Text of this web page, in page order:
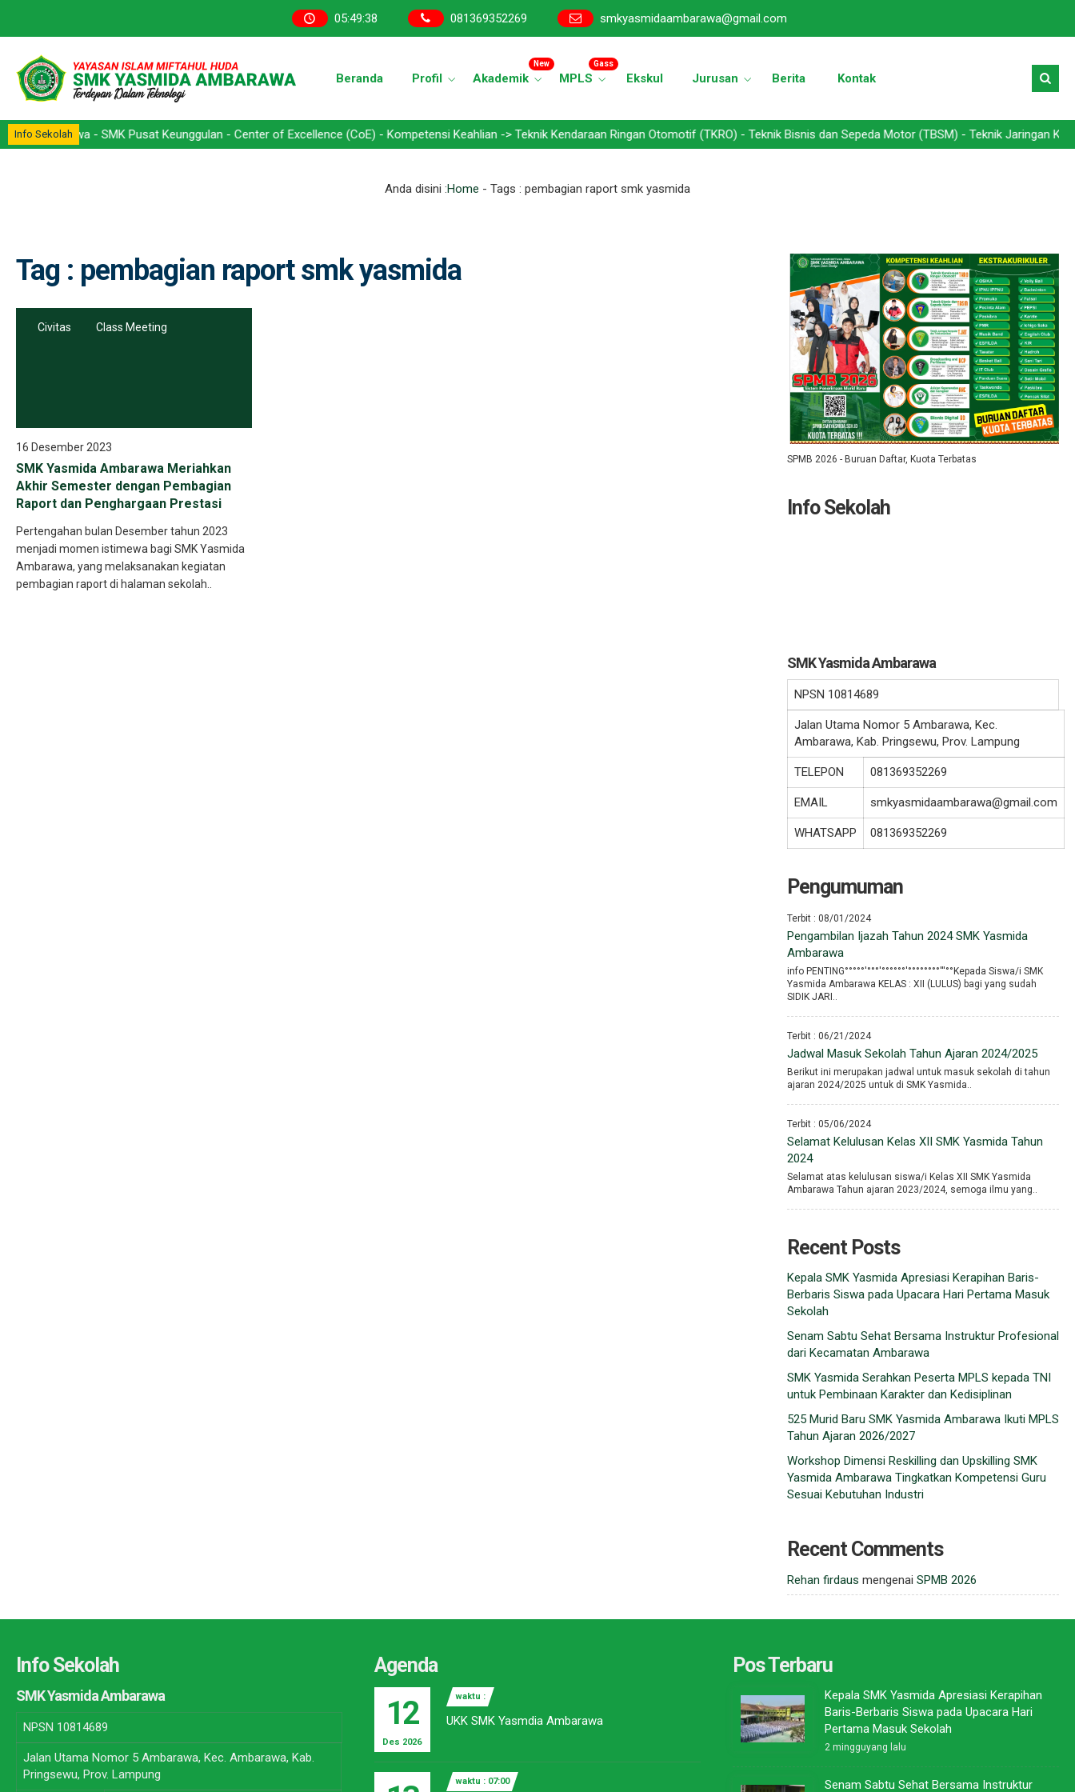
05:49:39 081369352269 smkyasmidaambarawa@gmail.com
Beranda Profil Akademik
New
MPLS
Gass
Ekskul Jurusan Berita Kontak
Info Sekolah- SMK Pusat Keunggulan - Center of Excellence (CoE) - Kompetensi Keahlian -> Teknik Kendaraan Ringan Otomotif (TKRO) - Teknik Bisnis dan Sepeda Motor (TBSM) - Teknik Jaringan
Anda disini :Home - Tags : pembagian raport smk yasmida
Tag : pembagian raport smk yasmida
Civitas Class Meeting
16 Desember 2023
SMK Yasmida Ambarawa Meriahkan
Akhir Semester dengan Pembagian
Raport dan Penghargaan Prestasi
Pertengahan bulan Desember tahun 2023
menjadi momen istimewa bagi SMK Yasmida
Ambarawa, yang melaksanakan kegiatan
pembagian raport di halaman sekolah..
SPMB 2026 - Buruan Daftar, Kuota Terbatas
Info Sekolah
SMK Yasmida Ambarawa
NPSN 10814689
Jalan Utama Nomor 5 Ambarawa, Kec.
Ambarawa, Kab. Pringsewu, Prov. Lampung
TELEPON 081369352269
EMAIL smkyasmidaambarawa@gmail.com
WHATSAPP 081369352269
Pengumuman
Terbit : 08/01/2024
Pengambilan Ijazah Tahun 2024 SMK Yasmida
Ambarawa
info PENTING°°°°°′°°°′°°°°°°′°°°°°°°°′′′°°Kepada Siswa/i SMK
Yasmida Ambarawa KELAS : XII (LULUS) bagi yang sudah
SIDIK JARI..
Terbit : 06/21/2024
Jadwal Masuk Sekolah Tahun Ajaran 2024/2025
Berikut ini merupakan jadwal untuk masuk sekolah di tahun
ajaran 2024/2025 untuk di SMK Yasmida..
Terbit : 05/06/2024
Selamat Kelulusan Kelas XII SMK Yasmida Tahun
2024
Selamat atas kelulusan siswa/i Kelas XII SMK Yasmida
Ambarawa Tahun ajaran 2023/2024, semoga ilmu yang..
Recent Posts
Kepala SMK Yasmida Apresiasi Kerapihan Baris-
Berbaris Siswa pada Upacara Hari Pertama Masuk
Sekolah
Senam Sabtu Sehat Bersama Instruktur Profesional
dari Kecamatan Ambarawa
SMK Yasmida Serahkan Peserta MPLS kepada TNI
untuk Pembinaan Karakter dan Kedisiplinan
525 Murid Baru SMK Yasmida Ambarawa Ikuti MPLS
Tahun Ajaran 2026/2027
Workshop Dimensi Reskilling dan Upskilling SMK
Yasmida Ambarawa Tingkatkan Kompetensi Guru
Sesuai Kebutuhan Industri
Recent Comments
Rehan firdaus mengenai SPMB 2026
Info Sekolah
SMK Yasmida Ambarawa
NPSN 10814689
Jalan Utama Nomor 5 Ambarawa, Kec. Ambarawa, Kab.
Pringsewu, Prov. Lampung
Agenda
12
Des 2026
waktu :
UKK SMK Yasmdia Ambarawa
waktu : 07:00
Pos Terbaru
Kepala SMK Yasmida Apresiasi Kerapihan
Baris-Berbaris Siswa pada Upacara Hari
Pertama Masuk Sekolah
2 mingguyang lalu
Senam Sabtu Sehat Bersama Instruktur